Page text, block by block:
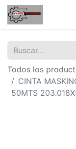
Todos los
CINTA
50MTS